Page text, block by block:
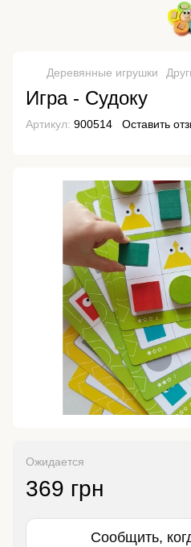
Деревянные игрушки
Игра - Судоку
Артикул: 900514 Оставить
Ожидается
369 грн
Сообщить,